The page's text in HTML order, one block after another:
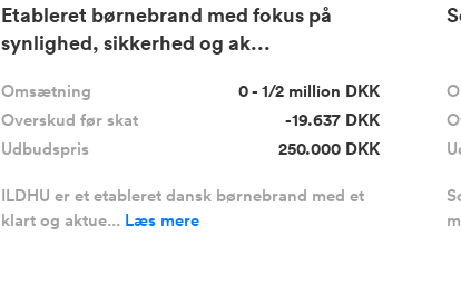
Etableret børnebrand med fokus på
synlighed, sikkerhed og ak...
Omsætning
0 - 1/2 million DKK
Overskud før skat
-19.637 DKK
Udbudspris
250.000 DKK
ILDHU er et etableret dansk børnebrand med et
klart og aktue... Læs mere